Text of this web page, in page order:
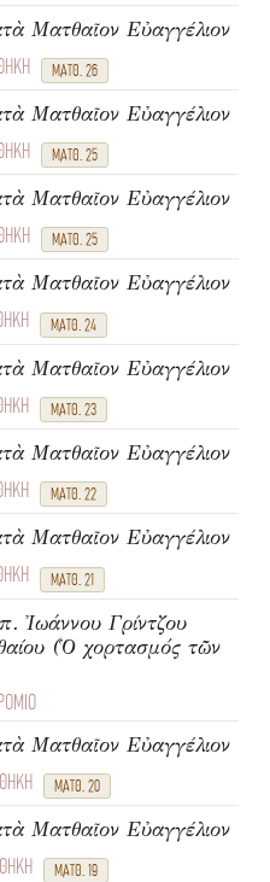
Ματθαῖον Εὐαγγέλιον
ΜΑΤΘ. 26
Ματθαῖον Εὐαγγέλιον
ΜΑΤΘ. 25
Ματθαῖον Εὐαγγέλιον
ΜΑΤΘ. 25
Ματθαῖον Εὐαγγέλιον
ΜΑΤΘ. 24
Ματθαῖον Εὐαγγέλιον
ΜΑΤΘ. 23
Ματθαῖον Εὐαγγέλιον
ΜΑΤΘ. 22
Ματθαῖον Εὐαγγέλιον
ΜΑΤΘ. 21
Ἰωάννου Γρίντζου
(Ὁ χορτασμός τῶν
Ματθαῖον Εὐαγγέλιον
ΜΑΤΘ. 20
Ματθαῖον Εὐαγγέλιον
ΜΑΤΘ. 19